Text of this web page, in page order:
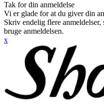
Tak for din anmeldelse
Vi er glade for at du giver din
Skriv endelig flere
bruge anmeldelsen.
x